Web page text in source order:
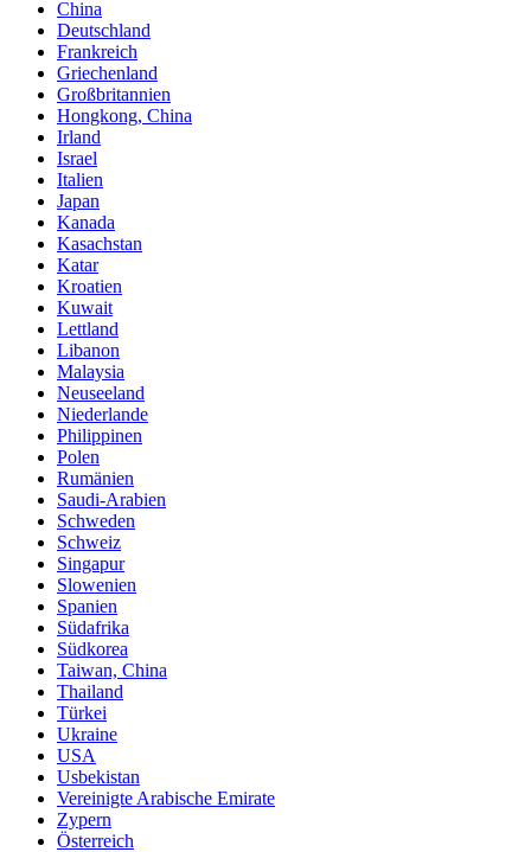
China
Deutschland
Frankreich
Griechenland
Großbritannien
Hongkong, China
Irland
Israel
Italien
Japan
Kanada
Kasachstan
Katar
Kroatien
Kuwait
Lettland
Libanon
Malaysia
Neuseeland
Niederlande
Philippinen
Polen
Rumänien
Saudi-Arabien
Schweden
Schweiz
Singapur
Slowenien
Spanien
Südafrika
Südkorea
Taiwan, China
Thailand
Türkei
Ukraine
USA
Usbekistan
Vereinigte Arabische Emirate
Zypern
Österreich